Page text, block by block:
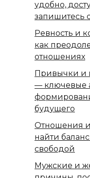
удобно,
запишитесь
Ревность и
как
отношениях
Привычки и
— ключевые
будущего
Отношения
найти
свободой
Мужские и